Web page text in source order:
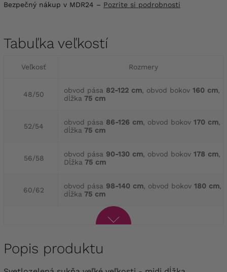
Bezpečný nákup v MDR24 – Pozrite si podrobnosti
Tabuľka veľkostí
Veľkosť Rozmery
48/50 obvod pása 82-122 cm, obvod bokov 160 cm,
dĺžka 75 cm
52/54 obvod pása 86-126 cm, obvod bokov 170 cm,
dĺžka 75 cm
56/58 obvod pása 90-130 cm, obvod bokov 178 cm,
Dĺžka 75 cm
60/62 obvod pása 98-140 cm, obvod bokov 180 cm,
dĺžka 75 cm
Popis produktu